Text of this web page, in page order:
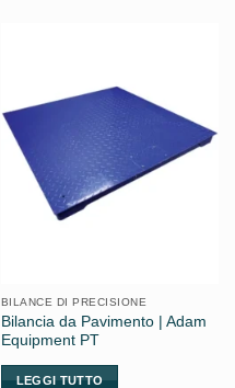
BILANCE DI PRECISIONE
Bilancia da Pavimento | Adam
Equipment PT
LEGGI TUTTO